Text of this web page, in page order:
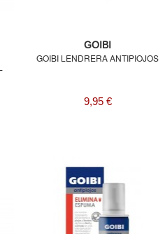
GOIBI
GOIBI LENDRERA ANTIPIOJOS
9,95 €